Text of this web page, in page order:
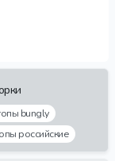
bungly
российские